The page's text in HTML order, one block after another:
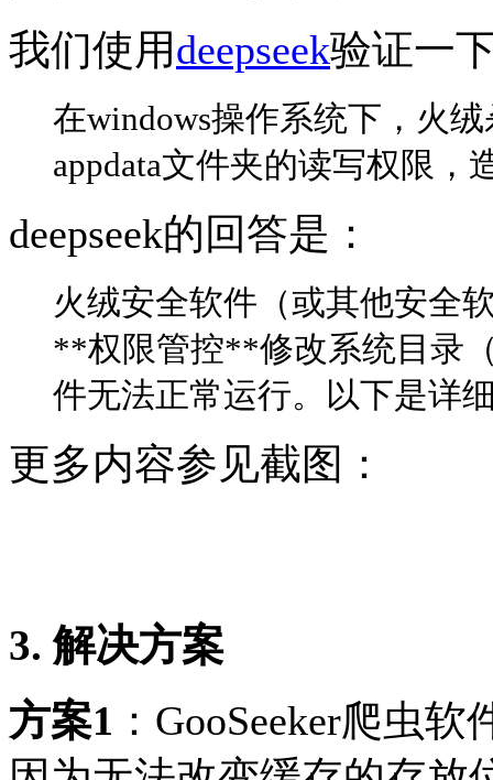
我们使用deepseek验证一
在windows操作系统下，火
appdata文件夹的读写权限
deepseek的回答是：
火绒安全软件（或其他安全
**权限管控**修改系统目录
件无法正常运行。以下是详
更多内容参见截图：
3. 解决方案
方案1 ：GooSeeker爬虫